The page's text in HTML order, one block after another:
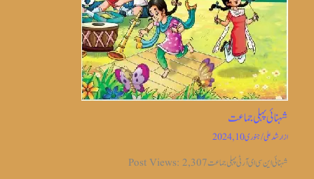
شہنائی پہلی جماعت
ازارشد علی/جنوری 10, 2024
شہنائی این سی ای آر ٹی پہلی جماعت Post Views: 2,307